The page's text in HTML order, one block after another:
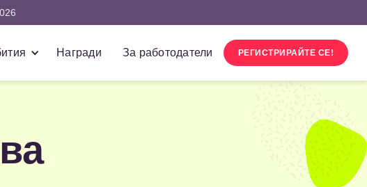
Награди За работодатели РЕГИСТРИРАЙТЕ СЕ!